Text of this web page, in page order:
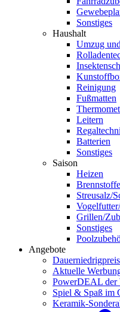
Sonstiges
Haushalt
Umzug
Reinigung
Fußmatten
Leitern
Batterien
Sonstiges
Saison
Heizen
Brennstoffe
Streusalz/
Grillen/
Sonstiges
Angebote
Dauerniedrigpreis
Aktuelle
PowerDEAL der
Spiel & Spaß im
Keramik-